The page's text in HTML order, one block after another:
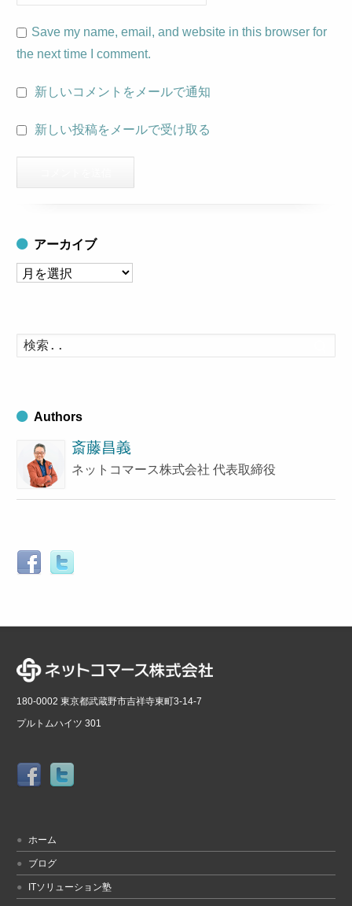
Save my name, email, and website in this browser for
the next time I comment.
新しいコメントをメールで通知
新しい投稿をメールで受け取る
アーカイブ
ア
イ
ブ
索
Authors
斎藤昌義
ネットコマース株式会社 代表取締役
180-0002 東京都武蔵野市吉祥寺東町3-14-7
プルトムハイツ 301
ホーム
ブログ
ITソリューション塾